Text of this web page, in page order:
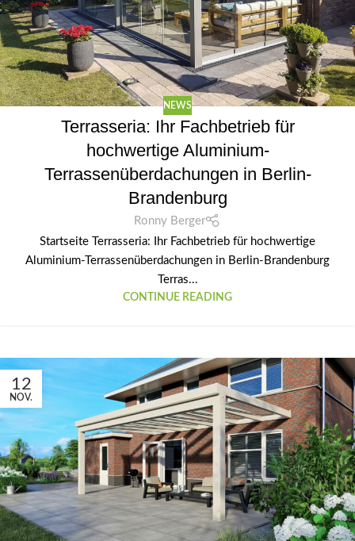
NEWS
Terrasseria: Ihr Fachbetrieb für
hochwertige Aluminium-
Terrassenüberdachungen in Berlin-
Brandenburg
Ronny Berger
Startseite Terrasseria: Ihr Fachbetrieb für hochwertige
Aluminium-Terrassenüberdachungen in Berlin-Brandenburg
Terras...
CONTINUE READING
12
NOV.